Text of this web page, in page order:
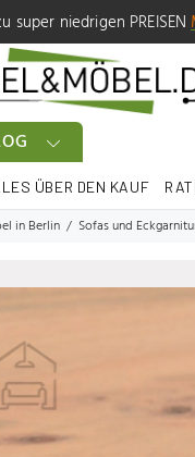
super niedrigen PREISEN
ÜBER DEN KAUF
in Berlin Sofas und